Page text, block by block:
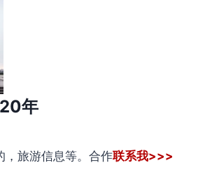
年
，旅游信息等。合作联系我>>>